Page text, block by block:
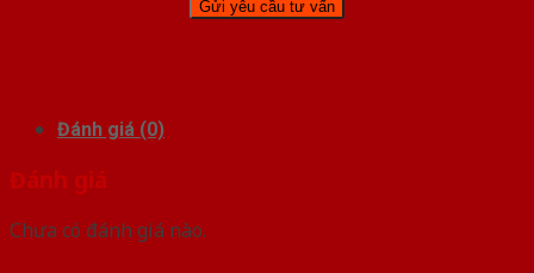
Đánh giá (0)
Đánh giá
Chưa có đánh giá nào.